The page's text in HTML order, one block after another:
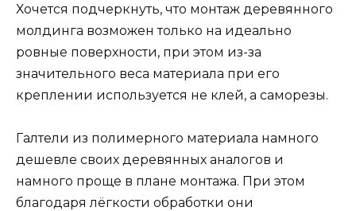
Хочется подчеркнуть, что монтаж деревянного
молдинга возможен только на идеально
ровные поверхности, при этом из-за
значительного веса материала при его
креплении используется не клей, а саморезы.
Галтели из полимерного материала намного
дешевле своих деревянных аналогов и
намного проще в плане монтажа. При этом
благодаря лёгкости обработки они